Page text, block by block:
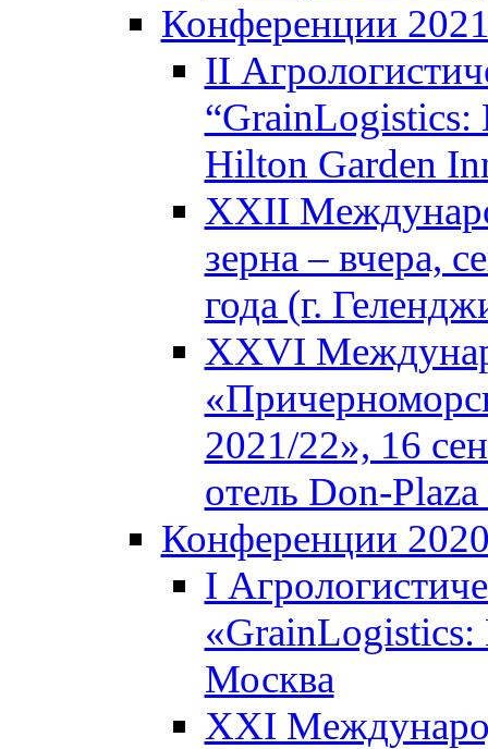
Конференции
II
“GrainLogistics:
Hilton Garden
XXII
зерна – вчера,
года (г.
XXVI
2021/22», 16
отель Don-
Конференции
I
«GrainLogistics:
Москва
XXI